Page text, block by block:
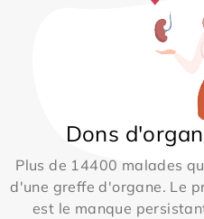
Dons
Plus de 14400 malades
d'une greffe d'organe. Le
est le manque